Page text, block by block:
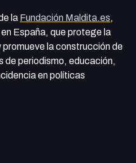
la Fundación Maldita.es,
España, que protege la
la construcción de
de periodismo, educación,
en políticas